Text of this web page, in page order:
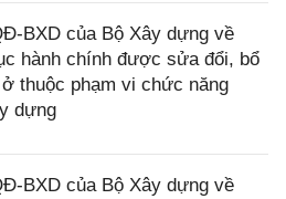
BXD của Bộ Xây dựng về
hành chính được sửa đổi, bổ
thuộc phạm vi chức năng
dựng
BXD của Bộ Xây dựng về